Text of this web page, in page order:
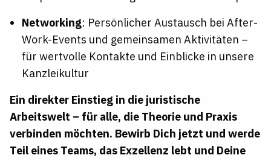
Networking: Persönlicher Austausch bei After-
Work-Events und gemeinsamen Aktivitäten –
für wertvolle Kontakte und Einblicke in unsere
Kanzleikultur
Ein direkter Einstieg in die juristische
Arbeitswelt – für alle, die Theorie und Praxis
verbinden möchten. Bewirb Dich jetzt und werde
Teil eines Teams, das Exzellenz lebt und Deine